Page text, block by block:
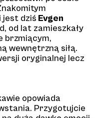
dziś Evgen
od lat zamieszkały
brzmiącym,
wewnętrzną siłą.
oryginalnej lecz
opowiada
Przygotujcie